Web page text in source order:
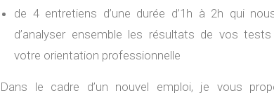
de 4 entretiens d’une durée d’1h à 2h qui
d’analyser ensemble les résultats de vos
votre orientation professionnelle
Dans le cadre d’un nouvel emploi, je vous